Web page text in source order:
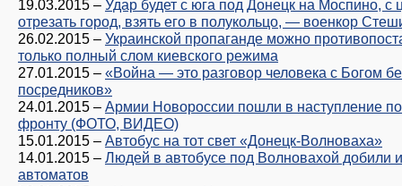
19.03.2015 – Удар будет с юга под Донецк на Моспино, с
отрезать город, взять его в полукольцо, — военкор
26.02.2015 – Украинской пропаганде можно
только полный слом киевского режима
27.01.2015 – «Война — это разговор человека с Богом
посредников»
24.01.2015 – Армии Новороссии пошли в наступление
фронту (ФОТО, ВИДЕО)
15.01.2015 – Автобус на тот свет «Донецк-Волноваха»
14.01.2015 – Людей в автобусе под Волновахой добили
автоматов